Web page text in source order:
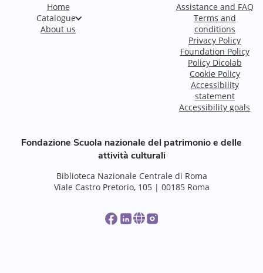
Home
Catalogue
About us
Assistance and FAQ
Terms and
conditions
Privacy Policy
Foundation Policy
Policy Dicolab
Cookie Policy
Accessibility
statement
Accessibility goals
Fondazione Scuola nazionale del patrimonio e delle
attività culturali
Biblioteca Nazionale Centrale di Roma
Viale Castro Pretorio, 105 | 00185 Roma